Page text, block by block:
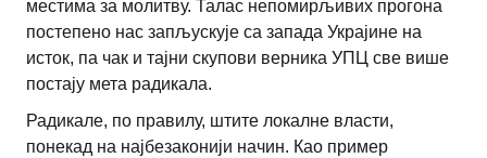
местима за молитву. Талас непомирљивих прогона
постепено нас запљускује са запада Украјине на
исток, па чак и тајни скупови верника УПЦ све више
постају мета радикала.
Радикале, по правилу, штите локалне власти,
понекад на најбезаконији начин. Као пример